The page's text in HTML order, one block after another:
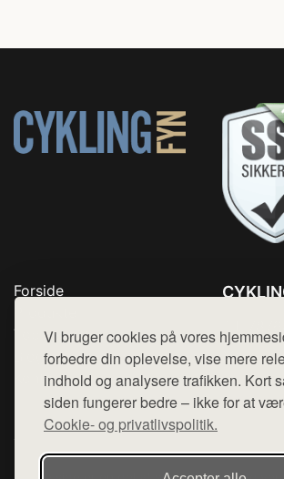
Vi bruger cookies på vores
forbedre din oplevelse, vise mere
indhold og analysere trafikken. Kort
siden fungerer bedre – ikke for at
Cookie- og privatlivspolitik.
Forside
Top Rabatter
Blog
Kontakt
Mail:
Cookie-